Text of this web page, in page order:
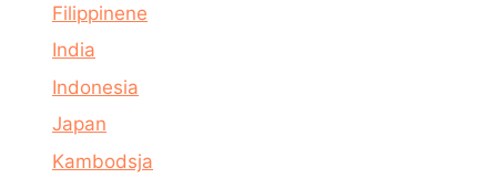
Filippinene
India
Indonesia
Japan
Kambodsja